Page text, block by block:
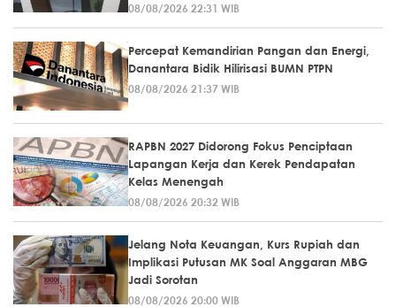
08/08/2026 22:31 WIB
Percepat Kemandirian Pangan dan Energi,
Danantara Bidik Hilirisasi BUMN PTPN
08/08/2026 21:37 WIB
RAPBN 2027 Didorong Fokus Penciptaan
Lapangan Kerja dan Kerek Pendapatan
Kelas Menengah
08/08/2026 20:32 WIB
Jelang Nota Keuangan, Kurs Rupiah dan
Implikasi Putusan MK Soal Anggaran MBG
Jadi Sorotan
08/08/2026 20:00 WIB